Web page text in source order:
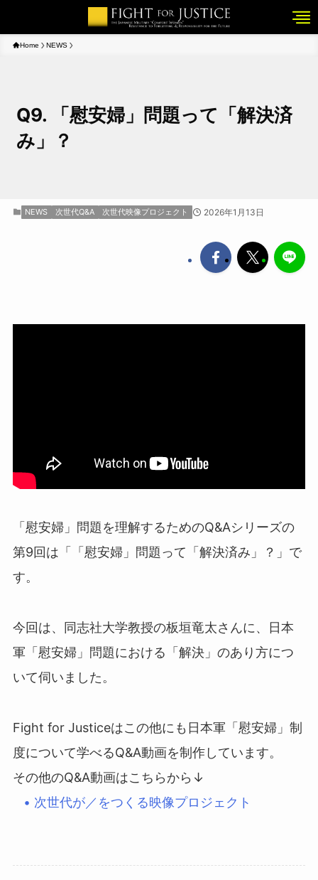
Home NEWS
Q9. 「慰安婦」問題って「解決済
み」？
NEWS 次世代Q&A 次世代映像プロジェクト 2026年1月13日
「慰安婦」問題を理解するためのQ&Aシリーズの
第9回は「「慰安婦」問題って「解決済み」？ 」で
す。
今回は、同志社大学教授の板垣竜太さんに、日本
軍「慰安婦」問題における「解決」のあり方につ
いて伺いました。
Fight for Justiceはこの他にも日本軍「慰安婦」制
度について学べるQ&A動画を制作しています。
その他のQ&A動画はこちらから↓
• 次世代が／をつくる映像プロジェクト